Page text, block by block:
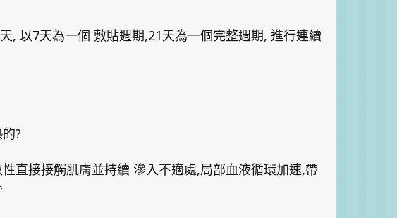
天, 以7天為一個 敷貼週期,21 天為一個完整週期, 進行連續
?
性直接接觸肌膚並持續 滲入不適處,局部血液循環加速,帶